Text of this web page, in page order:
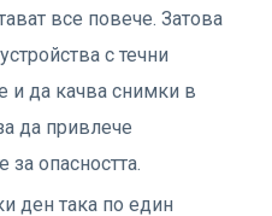
все повече. Затова
с течни
и да качва снимки в
да привлече
за опасността.
ден така по един